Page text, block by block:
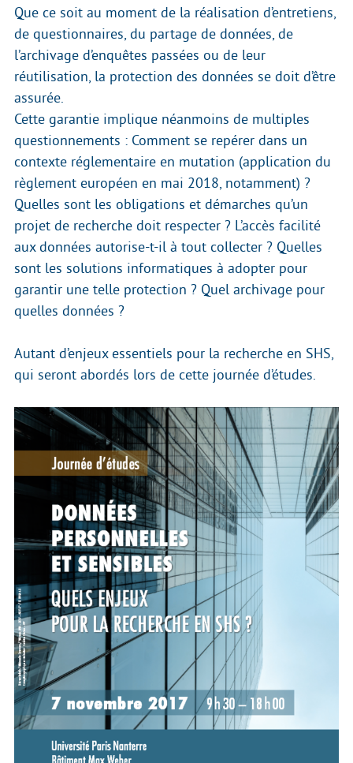
Que ce soit au moment de la réalisation d’entretiens,
de questionnaires, du partage de données, de
l’archivage d’enquêtes passées ou de leur
réutilisation, la protection des données se doit d’être
assurée.
Cette garantie implique néanmoins de multiples
questionnements : Comment se repérer dans un
contexte réglementaire en mutation (application du
règlement européen en mai 2018, notamment) ?
Quelles sont les obligations et démarches qu’un
projet de recherche doit respecter ? L’accès facilité
aux données autorise-t-il à tout collecter ? Quelles
sont les solutions informatiques à adopter pour
garantir une telle protection ? Quel archivage pour
quelles données ?
Autant d’enjeux essentiels pour la recherche en SHS,
qui seront abordés lors de cette journée d’études.